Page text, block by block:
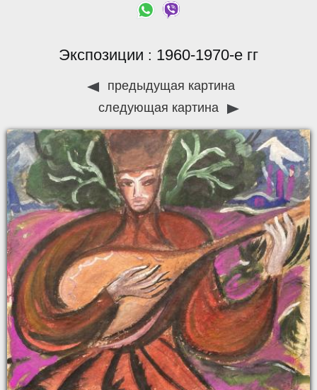
Экспозиции : 1960-1970-е гг
предыдущая картина
следующая картина